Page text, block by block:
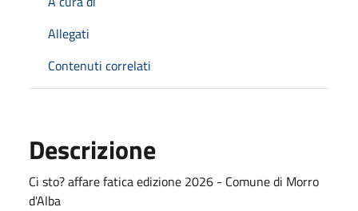
Allegati
Contenuti correlati
Descrizione
Ci sto? affare fatica edizione 2026 - Comune di Morro
d'Alba